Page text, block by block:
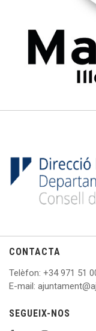
CONTACTA
Telèfon: +34 971 51
E-mail:
SEGUEIX-NOS